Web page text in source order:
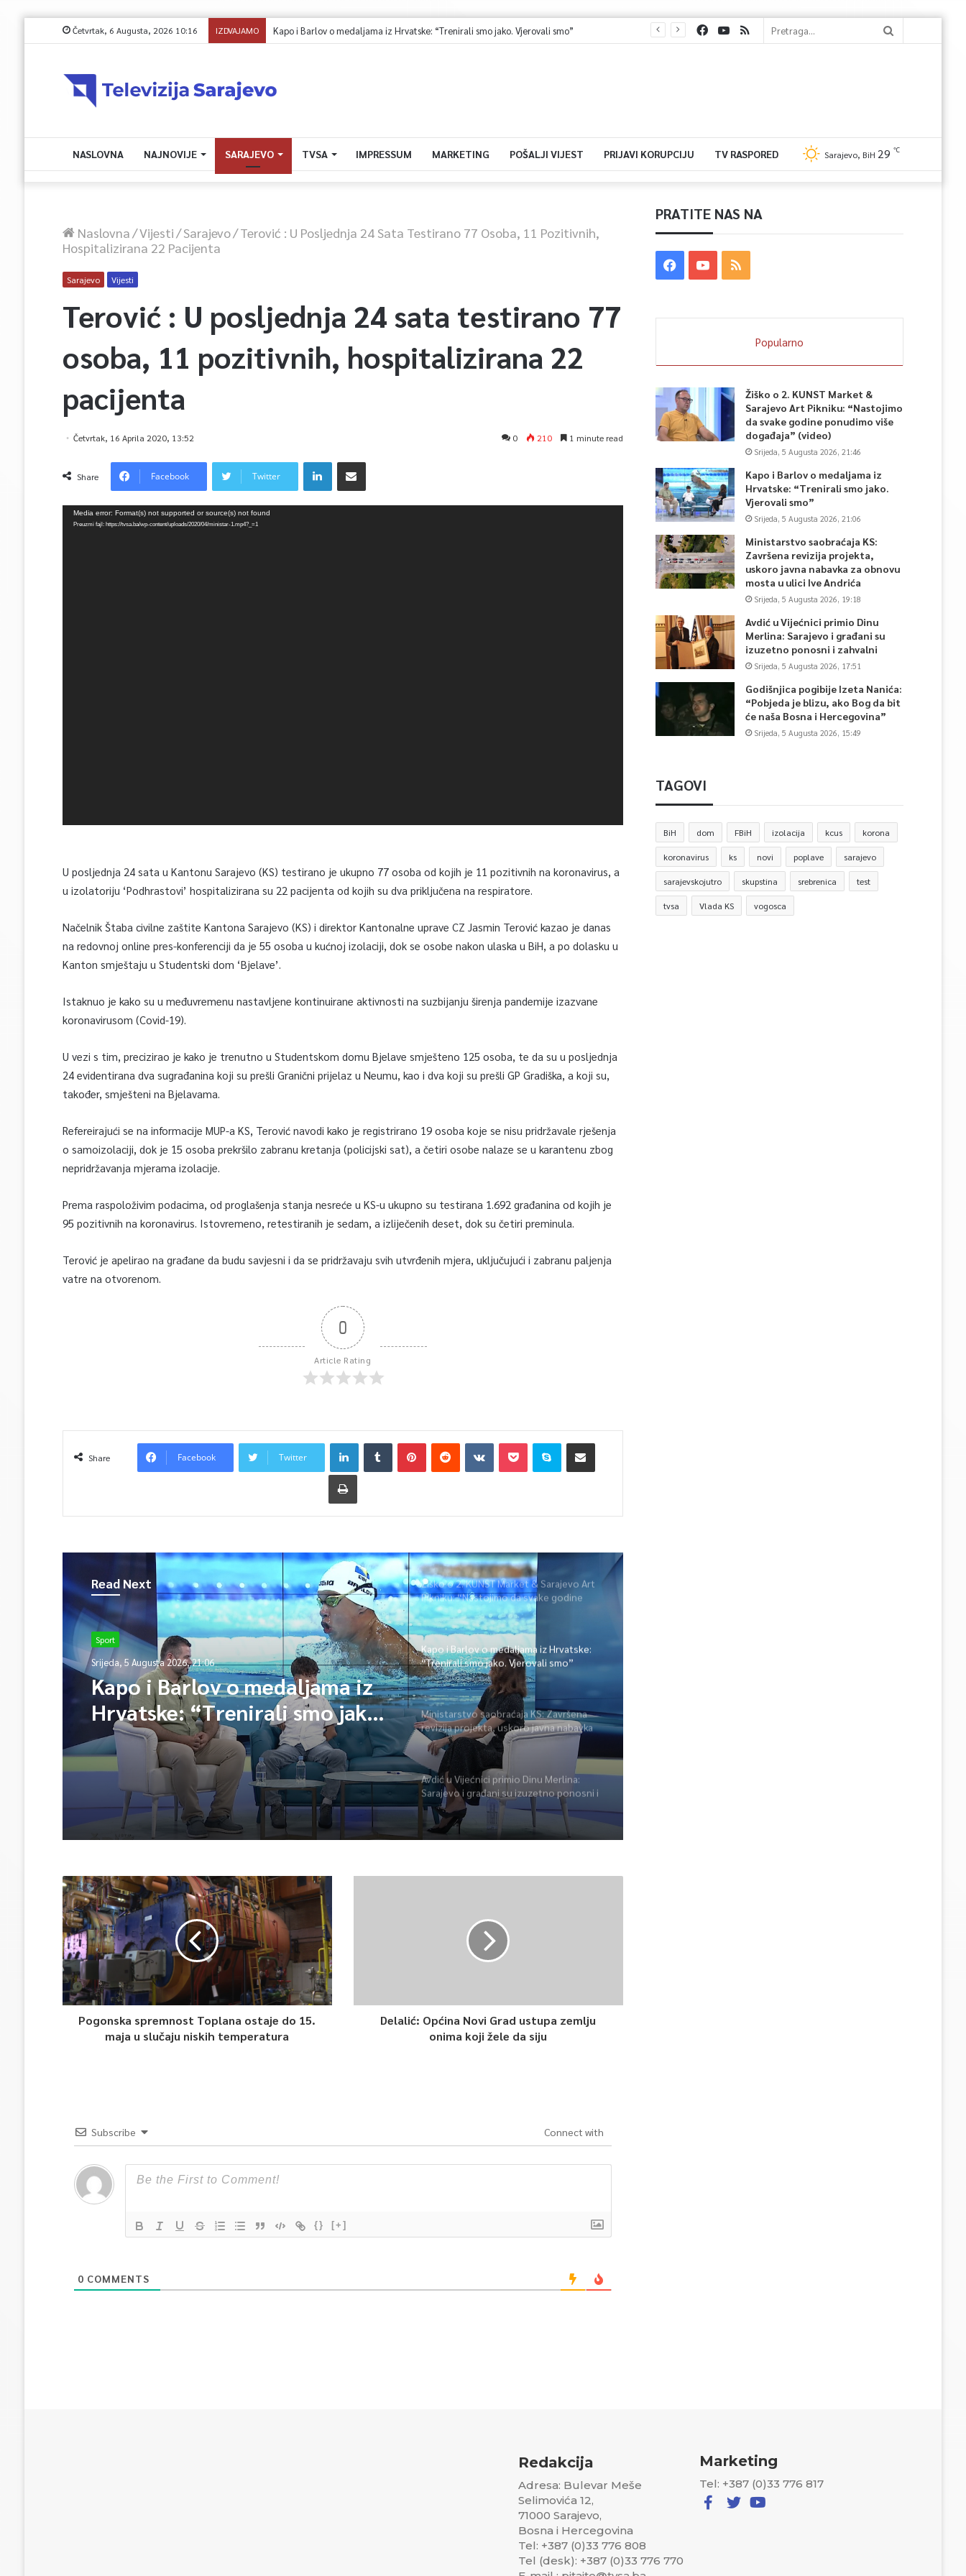
Četvrtak, 6 Augusta, 2026 10:16 IZDVAJAMO
NASLOVNA NAJNOVIJE SARAJEVO TVSA IMPRESSUM MARKETING POŠALJI VIJEST PRIJAVI KORUPCIJU TV RASPORED Sarajevo, BiH 29 ℃
Naslovna/Vijesti/Sarajevo/Terović : U Posljednja 24 Sata Testirano 77 Osoba, 11 Pozitivnih,
Hospitalizirana 22 Pacijenta
Sarajevo Vijesti
Terović : U posljednja 24 sata testirano 77
osoba, 11 pozitivnih, hospitalizirana 22
pacijenta
Četvrtak, 16 Aprila 2020, 13:52 0 210 1 minute read
Share Facebook Twitter
Video
Player
Media error: Format(s) not supported or source(s) not found
Preuzmi fajl: https://tvsa.ba/wp-content/uploads/2020/04/ministar-1.mp4?_=1
U posljednja 24 sata u Kantonu Sarajevo (KS) testirano je ukupno 77 osoba od kojih je 11 pozitivnih na koronavirus, a
u izolatoriju ‘Podhrastovi’ hospitalizirana su 22 pacijenta od kojih su dva priključena na respiratore.
Načelnik Štaba civilne zaštite Kantona Sarajevo (KS) i direktor Kantonalne uprave CZ Jasmin Terović kazao je danas
na redovnoj online pres-konferenciji da je 55 osoba u kućnoj izolaciji, dok se osobe nakon ulaska u BiH, a po dolasku u
Kanton smještaju u Studentski dom ‘Bjelave’.
Istaknuo je kako su u međuvremenu nastavljene kontinuirane aktivnosti na suzbijanju širenja pandemije izazvane
koronavirusom (Covid-19).
U vezi s tim, precizirao je kako je trenutno u Studentskom domu Bjelave smješteno 125 osoba, te da su u posljednja
24 evidentirana dva sugrađanina koji su prešli Granični prijelaz u Neumu, kao i dva koji su prešli GP Gradiška, a koji su,
također, smješteni na Bjelavama.
Refereirajući se na informacije MUP-a KS, Terović navodi kako je registrirano 19 osoba koje se nisu pridržavale rješenja
o samoizolaciji, dok je 15 osoba prekršilo zabranu kretanja (policijski sat), a četiri osobe nalaze se u karantenu zbog
nepridržavanja mjerama izolacije.
Prema raspoloživim podacima, od proglašenja stanja nesreće u KS-u ukupno su testirana 1.692 građanina od kojih je
95 pozitivnih na koronavirus. Istovremeno, retestiranih je sedam, a izliječenih deset, dok su četiri preminula.
Terović je apelirao na građane da budu savjesni i da se pridržavaju svih utvrđenih mjera, uključujući i zabranu paljenja
vatre na otvorenom.
0
Article Rating
Share Facebook Twitter
Read Next
Sport
Srijeda, 5 Augusta 2026, 21:06
Kapo i Barlov o medaljama iz
Hrvatske: “Trenirali smo jako.
Vjerovali smo”
Žiško o 2. KUNST Market & Sarajevo Art
Pikniku: “Nastojimo da svake godine
ponudimo više događaja” (video)
Kapo i Barlov o medaljama iz Hrvatske:
“Trenirali smo jako. Vjerovali smo”
Ministarstvo saobraćaja KS: Završena
revizija projekta, uskoro javna nabavka
za obnovu mosta u ulici Ive Andrića
Avdić u Vijećnici primio Dinu Merlina:
Sarajevo i građani su izuzetno ponosni i
zahvalni
Pogonska spremnost Toplana ostaje do 15.
maja u slučaju niskih temperatura
Delalić: Općina Novi Grad ustupa zemlju
onima koji žele da siju
Subscribe Connect with
{} [+]
0 COMMENTS
PRATITE NAS NA
Popularno
Žiško o 2. KUNST Market &
Sarajevo Art Pikniku: “Nastojimo
da svake godine ponudimo više
događaja” (video)
Srijeda, 5 Augusta 2026, 21:46
Kapo i Barlov o medaljama iz
Hrvatske: “Trenirali smo jako.
Vjerovali smo”
Srijeda, 5 Augusta 2026, 21:06
Ministarstvo saobraćaja KS:
Završena revizija projekta,
uskoro javna nabavka za obnovu
mosta u ulici Ive Andrića
Srijeda, 5 Augusta 2026, 19:18
Avdić u Vijećnici primio Dinu
Merlina: Sarajevo i građani su
izuzetno ponosni i zahvalni
Srijeda, 5 Augusta 2026, 17:51
Godišnjica pogibije Izeta Nanića:
“Pobjeda je blizu, ako Bog da bit
će naša Bosna i Hercegovina”
Srijeda, 5 Augusta 2026, 15:49
TAGOVI
BiH dom FBiH izolacija kcus korona
koronavirus ks novi poplave sarajevo
sarajevskojutro skupstina srebrenica test
tvsa Vlada KS vogosca
Redakcija
Adresa: Bulevar Meše
Selimovića 12,
71000 Sarajevo,
Bosna i Hercegovina
Tel: +387 (0)33 776 808
Tel (desk): +387 (0)33 776 770
Marketing
Tel: +387 (0)33 776 817